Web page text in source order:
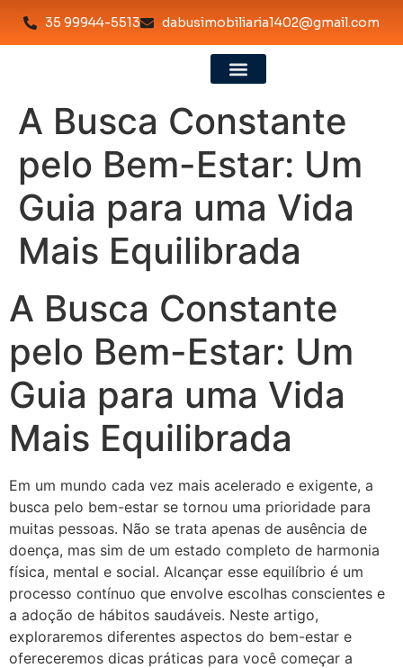
35 99944-5513 dabusimobiliaria1402@gmail.com
A Busca Constante
pelo Bem-Estar: Um
Guia para uma Vida
Mais Equilibrada
A Busca Constante
pelo Bem-Estar: Um
Guia para uma Vida
Mais Equilibrada
Em um mundo cada vez mais acelerado e exigente, a
busca pelo bem-estar se tornou uma prioridade para
muitas pessoas. Não se trata apenas de ausência de
doença, mas sim de um estado completo de harmonia
física, mental e social. Alcançar esse equilíbrio é um
processo contínuo que envolve escolhas conscientes e
a adoção de hábitos saudáveis. Neste artigo,
exploraremos diferentes aspectos do bem-estar e
ofereceremos dicas práticas para você começar a